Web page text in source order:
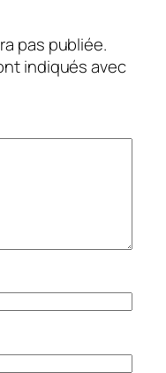
pas publiée.
indiqués avec